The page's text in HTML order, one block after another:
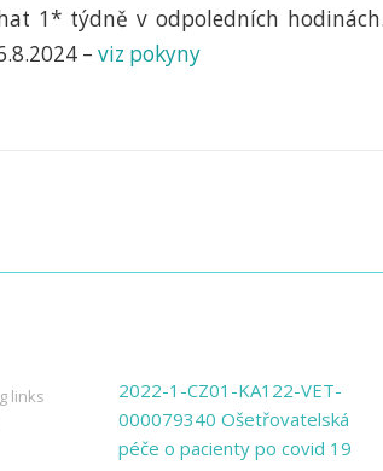
1* týdně v odpoledních
– viz pokyny
links
2022-1-CZ01-KA122-VET-
000079340 Ošetřovatelská
péče o pacienty po covid 19